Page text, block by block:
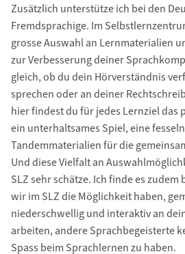
Zusätzlich unterstütze ich bei den
Fremdsprachige. Im
grosse Auswahl an Lernmaterialien
zur Verbesserung deiner
gleich, ob du dein Hörverständnis
sprechen oder an deiner
hier findest du für jedes Lernziel das
ein unterhaltsames Spiel, eine
Tandemmaterialien für die
Und diese Vielfalt an
SLZ sehr schätze. Ich finde es zudem
wir im SLZ die Möglichkeit haben,
niederschwellig und interaktiv an
arbeiten, andere Sprachbegeisterte
Spass beim Sprachlernen zu haben.